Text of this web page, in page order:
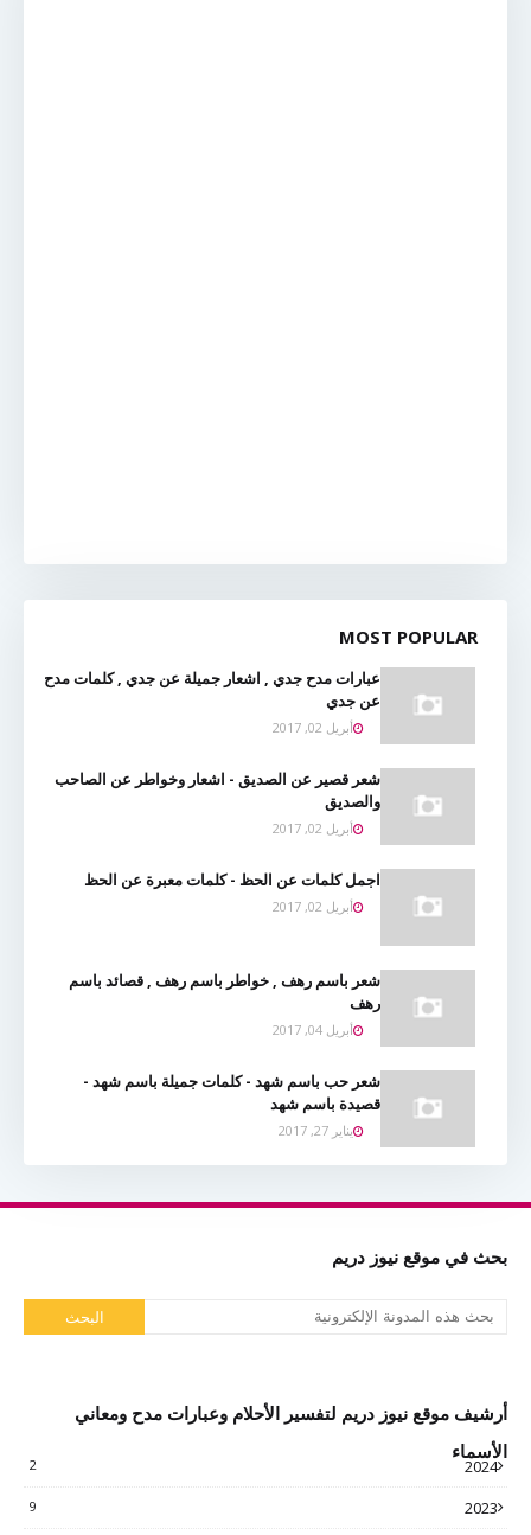
MOST POPULAR
عبارات مدح جدي , اشعار جميلة عن جدي , كلمات مدح
عن جدي
أبريل 02, 2017
شعر قصير عن الصديق - اشعار وخواطر عن الصاحب
والصديق
أبريل 02, 2017
اجمل كلمات عن الحظ - كلمات معبرة عن الحظ
أبريل 02, 2017
شعر باسم رهف , خواطر باسم رهف , قصائد باسم
رهف
أبريل 04, 2017
شعر حب باسم شهد - كلمات جميلة باسم شهد -
قصيدة باسم شهد
يناير 27, 2017
بحث في موقع نيوز دريم
أرشيف موقع نيوز دريم لتفسير الأحلام وعبارات مدح ومعاني
الأسماء
2024
2
2023
9